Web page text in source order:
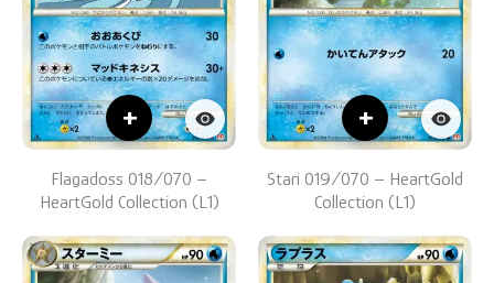
+
Flagadoss 018/070 –
HeartGold Collection (L1)
+
Stari 019/070 – HeartGold
Collection (L1)